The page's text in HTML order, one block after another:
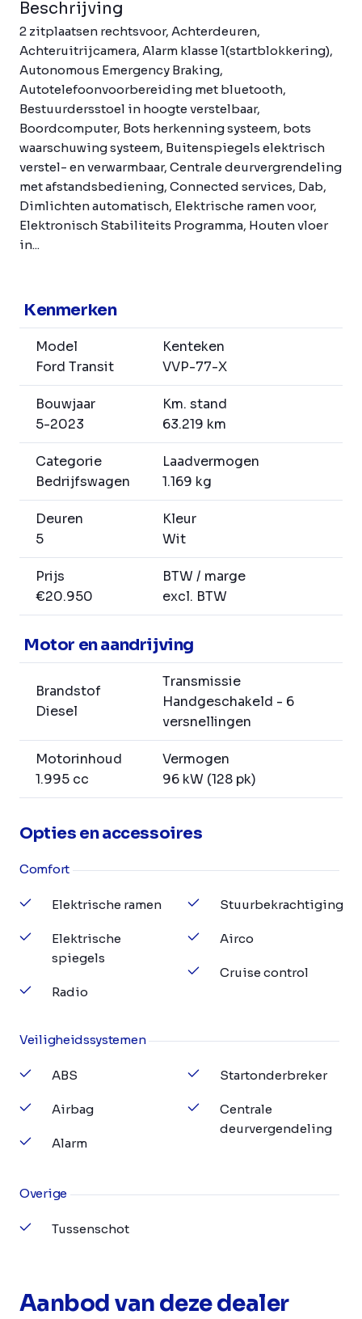
Beschrijving
2 zitplaatsen rechtsvoor, Achterdeuren,
Achteruitrijcamera, Alarm klasse 1(startblokkering),
Autonomous Emergency Braking,
Autotelefoonvoorbereiding met bluetooth,
Bestuurdersstoel in hoogte verstelbaar,
Boordcomputer, Bots herkenning systeem, bots
waarschuwing systeem, Buitenspiegels elektrisch
verstel- en verwarmbaar, Centrale deurvergrendeling
met afstandsbediening, Connected services, Dab,
Dimlichten automatisch, Elektrische ramen voor,
Elektronisch Stabiliteits Programma, Houten vloer
in...
Kenmerken
Model
Ford Transit
Kenteken
VVP-77-X
Bouwjaar
5-2023
Km. stand
63.219 km
Categorie
Bedrijfswagen
Laadvermogen
1.169 kg
Deuren
5
Kleur
Wit
Prijs
€20.950
BTW / marge
excl. BTW
Motor en aandrijving
Brandstof
Diesel
Transmissie
Handgeschakeld - 6
versnellingen
Motorinhoud
1.995 cc
Vermogen
96 kW (128 pk)
Opties en accessoires
Comfort
Elektrische ramen
Elektrische
spiegels
Radio
Stuurbekrachtiging
Airco
Cruise control
Veiligheidssystemen
ABS
Airbag
Alarm
Startonderbreker
Centrale
deurvergendeling
Overige
Tussenschot
Aanbod van deze dealer